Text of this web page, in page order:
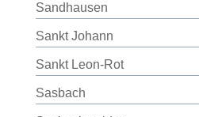
Sandhausen
Sankt Johann
Sankt Leon-Rot
Sasbach